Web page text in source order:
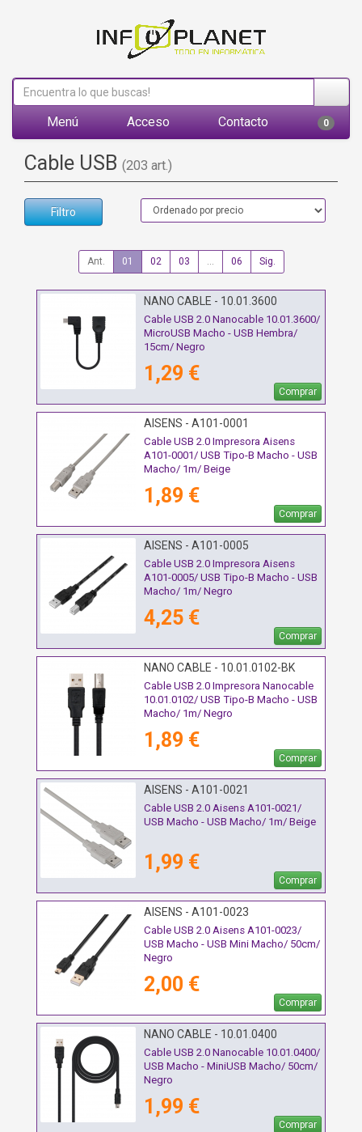
Menú Acceso Contacto 0
Cable USB (203 art.)
Filtro
Ant. 01 02 03 ... 06 Sig.
NANO CABLE - 10.01.3600
Cable USB 2.0 Nanocable 10.01.3600/
MicroUSB Macho - USB Hembra/
15cm/ Negro
1,29 €
Comprar
AISENS - A101-0001
Cable USB 2.0 Impresora Aisens
A101-0001/ USB Tipo-B Macho - USB
Macho/ 1m/ Beige
1,89 €
Comprar
AISENS - A101-0005
Cable USB 2.0 Impresora Aisens
A101-0005/ USB Tipo-B Macho - USB
Macho/ 1m/ Negro
4,25 €
Comprar
NANO CABLE - 10.01.0102-BK
Cable USB 2.0 Impresora Nanocable
10.01.0102/ USB Tipo-B Macho - USB
Macho/ 1m/ Negro
1,89 €
Comprar
AISENS - A101-0021
Cable USB 2.0 Aisens A101-0021/
USB Macho - USB Macho/ 1m/ Beige
1,99 €
Comprar
AISENS - A101-0023
Cable USB 2.0 Aisens A101-0023/
USB Macho - USB Mini Macho/ 50cm/
Negro
2,00 €
Comprar
NANO CABLE - 10.01.0400
Cable USB 2.0 Nanocable 10.01.0400/
USB Macho - MiniUSB Macho/ 50cm/
Negro
1,99 €
Comprar